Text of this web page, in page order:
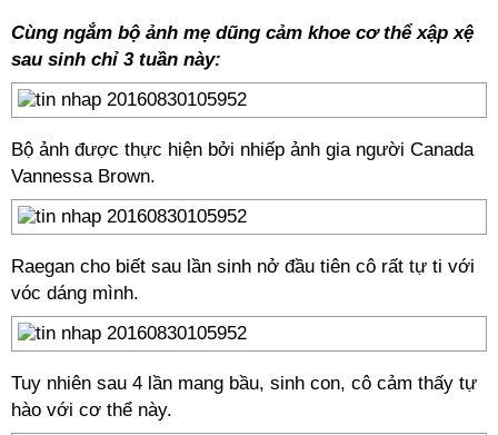
Cùng ngắm bộ ảnh mẹ dũng cảm khoe cơ thể xập xệ
sau sinh chỉ 3 tuần này:
Bộ ảnh được thực hiện bởi nhiếp ảnh gia người Canada
Vannessa Brown.
Raegan cho biết sau lần sinh nở đầu tiên cô rất tự ti với
vóc dáng mình.
Tuy nhiên sau 4 lần mang bầu, sinh con, cô cảm thấy tự
hào với cơ thể này.